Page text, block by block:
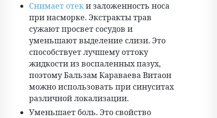
Снимает отеки заложенность носа
при насморке. Экстракты трав
сужают просвет сосудов и
уменьшают выделение слизи. Это
способствует лучшему оттоку
жидкости из воспаленных пазух,
поэтому Бальзам Караваева Витаон
можно использовать при синуситах
различной локализации.
Уменьшает боль. Это свойство